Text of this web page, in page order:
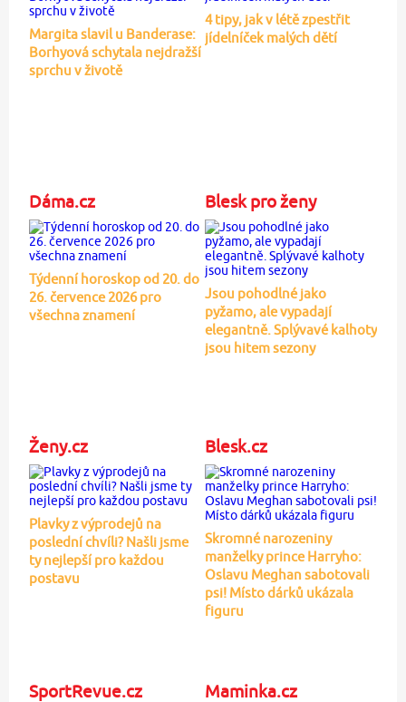
Margita slavil u Banderase:
Borhyová schytala nejdražší
sprchu v životě
4 tipy, jak v létě zpestřit
jídelníček malých dětí
Dáma.cz
Týdenní horoskop od 20. do
26. července 2026 pro
všechna znamení
Blesk pro ženy
Jsou pohodlné jako
pyžamo, ale vypadají
elegantně. Splývavé kalhoty
jsou hitem sezony
Ženy.cz
Plavky z výprodejů na
poslední chvíli? Našli jsme
ty nejlepší pro každou
postavu
Blesk.cz
Skromné narozeniny
manželky prince Harryho:
Oslavu Meghan sabotovali
psi! Místo dárků ukázala
figuru
SportRevue.cz Maminka.cz